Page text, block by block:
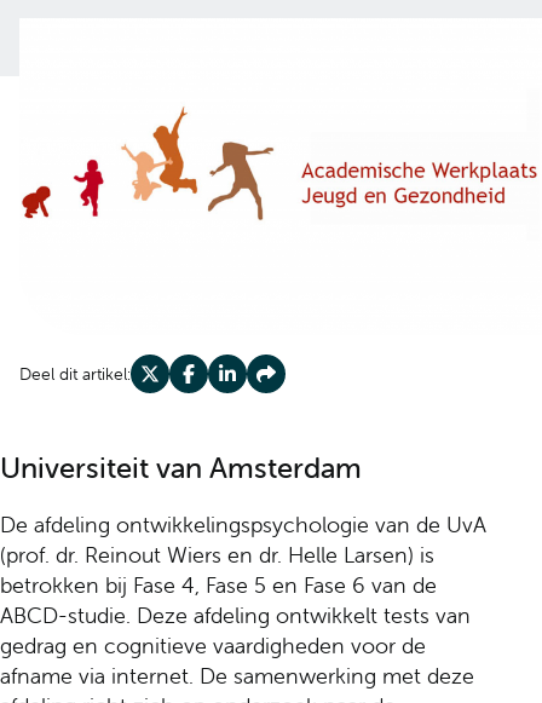
Deel dit artikel: Deel op XDeel op Facebook
Deel op LinkedIn
Deel op Share
Universiteit van Amsterdam
De afdeling ontwikkelingspsychologie van de UvA
(prof. dr. Reinout Wiers en dr. Helle Larsen) is
betrokken bij Fase 4, Fase 5 en Fase 6 van de
ABCD-studie. Deze afdeling ontwikkelt tests van
gedrag en cognitieve vaardigheden voor de
afname via internet. De samenwerking met deze